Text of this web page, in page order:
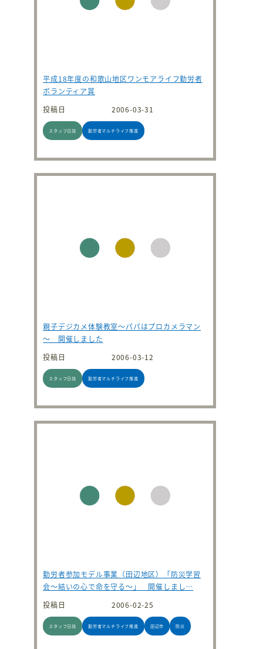
平成18年度の和歌山地区ワンモアライフ勤労者
ボランティア賞
投稿日
2006-03-31
スタッフ日誌 勤労者マルチライフ推進
親子デジカメ体験教室～パパはプロカメラマン
～ 開催しました
投稿日
2006-03-12
スタッフ日誌 勤労者マルチライフ推進
勤労者参加モデル事業（田辺地区）「防災学習
会～結いの心で命を守る～」 開催しまし…
投稿日
2006-02-25
スタッフ日誌 勤労者マルチライフ推進 田辺市 防災